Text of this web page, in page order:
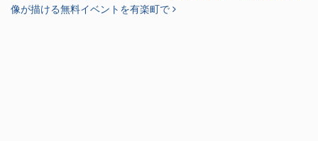
像が描ける無料イベントを有楽町で